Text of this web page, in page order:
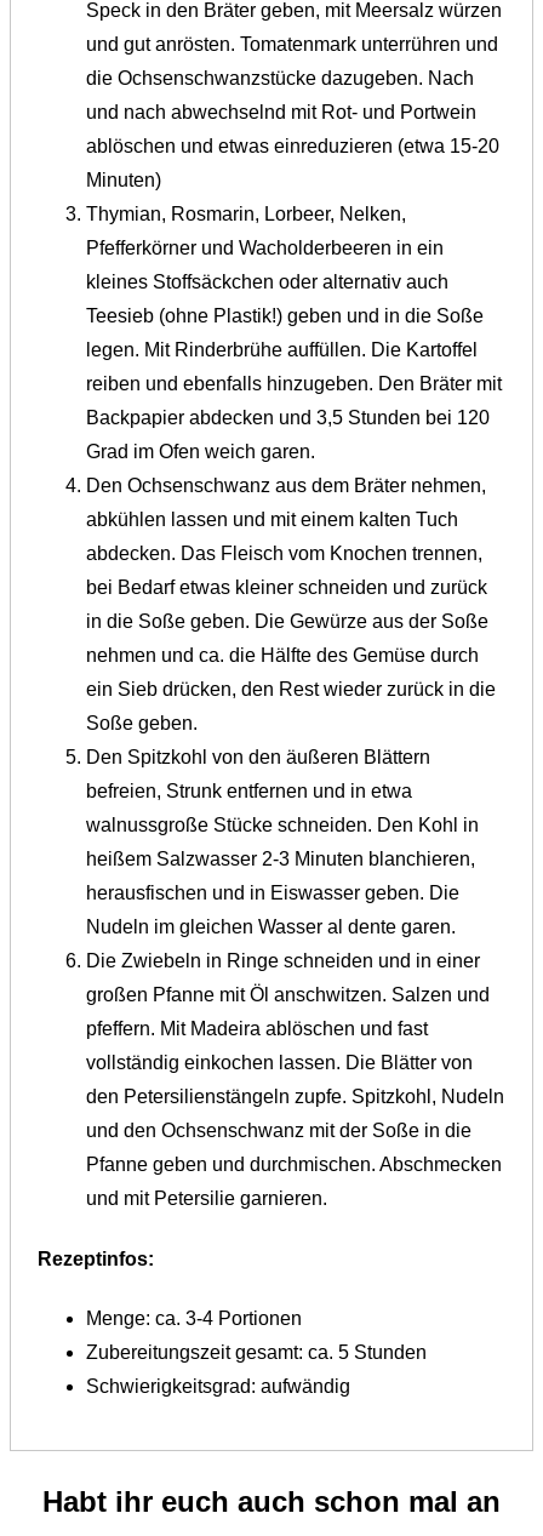
Speck in den Bräter geben, mit Meersalz würzen
und gut anrösten. Tomatenmark unterrühren und
die Ochsenschwanzstücke dazugeben. Nach
und nach abwechselnd mit Rot- und Portwein
ablöschen und etwas einreduzieren (etwa 15-20
Minuten)
Thymian, Rosmarin, Lorbeer, Nelken,
Pfefferkörner und Wacholderbeeren in ein
kleines Stoffsäckchen oder alternativ auch
Teesieb (ohne Plastik!) geben und in die Soße
legen. Mit Rinderbrühe auffüllen. Die Kartoffel
reiben und ebenfalls hinzugeben. Den Bräter mit
Backpapier abdecken und 3,5 Stunden bei 120
Grad im Ofen weich garen.
Den Ochsenschwanz aus dem Bräter nehmen,
abkühlen lassen und mit einem kalten Tuch
abdecken. Das Fleisch vom Knochen trennen,
bei Bedarf etwas kleiner schneiden und zurück
in die Soße geben. Die Gewürze aus der Soße
nehmen und ca. die Hälfte des Gemüse durch
ein Sieb drücken, den Rest wieder zurück in die
Soße geben.
Den Spitzkohl von den äußeren Blättern
befreien, Strunk entfernen und in etwa
walnussgroße Stücke schneiden. Den Kohl in
heißem Salzwasser 2-3 Minuten blanchieren,
herausfischen und in Eiswasser geben. Die
Nudeln im gleichen Wasser al dente garen.
Die Zwiebeln in Ringe schneiden und in einer
großen Pfanne mit Öl anschwitzen. Salzen und
pfeffern. Mit Madeira ablöschen und fast
vollständig einkochen lassen. Die Blätter von
den Petersilienstängeln zupfe. Spitzkohl, Nudeln
und den Ochsenschwanz mit der Soße in die
Pfanne geben und durchmischen. Abschmecken
und mit Petersilie garnieren.
Rezeptinfos:
Menge: ca. 3-4 Portionen
Zubereitungszeit gesamt: ca. 5 Stunden
Schwierigkeitsgrad: aufwändig
Habt ihr euch auch schon mal an